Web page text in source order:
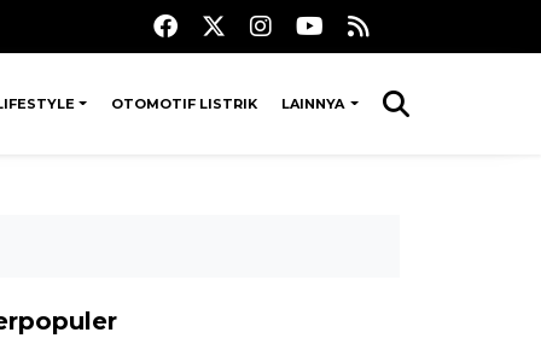
OTOMOTIF LISTRIK LAINNYA